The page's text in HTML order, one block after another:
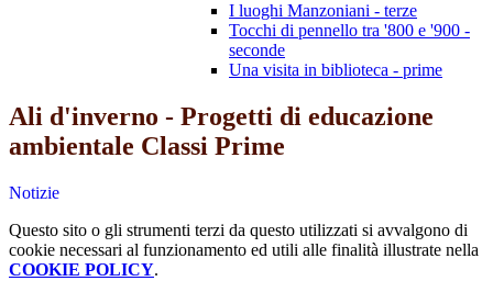
I luoghi Manzoniani - terze
Tocchi di pennello tra '800 e '900 -
seconde
Una visita in biblioteca - prime
Ali d'inverno - Progetti di educazione
ambientale Classi Prime
Notizie
Questo sito o gli strumenti terzi da questo utilizzati si avvalgono di
cookie necessari al funzionamento ed utili alle finalità illustrate nella
COOKIE POLICY.